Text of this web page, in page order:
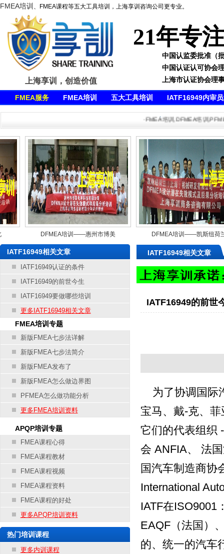
FMEA培训 、FMEA课程等五大工具培训，上海享训咨询公司更专业。
上海享训，创造价值
21年专
中国认监委批准（
中国认证认可协会
上海市认证协会理
FMEA服务 FMEA培训 五大工具培训 IATF16949内审
·FMEA培训,DFMEA培训
DFMEA培训——惠州市博美
电源科技有限公司
DFMEA培训——凯斯纽荷兰
（上海）机械研发有
IATF16949相关文章
IATF16949认证的条件
IATF16949的前世今生
IATF16949要做哪些培训
更多IATF16949相关文章
FMEA培训专题
新版FMEA七步法详解
新版FMEA七步法简介
新版FMEA发布了
新版FMEA怎么做边界图
PFMEA怎么做功能分析
更多FMEA培训资料
APQP培训专题
FMEA课程心得
FMEA课程教材
FMEA课程视频
FMEA课程资料
FMEA课程的好处
更多APQP培训资料
热门培训课程
更多内训课程
IATF16949相关文章
IATF16949的前世
为了协调国际
宝马、戴-克、
它们的代表组织
会 ANFIA、 法
国汽车制造商协
International
IATF在ISO9001
EAQF（法国）
的、统一的汽车